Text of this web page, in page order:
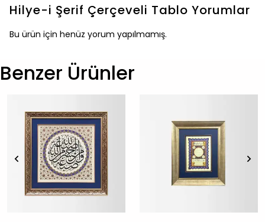
Hilye-i Şerif Çerçeveli Tablo Yorumlar
Bu ürün için henüz yorum yapılmamış.
Benzer Ürünler